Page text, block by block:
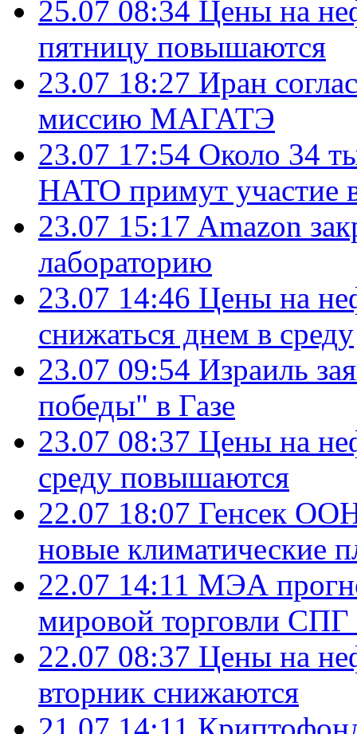
25.07 08:34 Цены на
пятницу повышаются
23.07 18:27 Иран
миссию МАГАТЭ
23.07 17:54 Около 34
НАТО примут участие
23.07 15:17 Amazon
лабораторию
23.07 14:46 Цены на
снижаться днем в среду
23.07 09:54 Израиль
победы" в Газе
23.07 08:37 Цены на
среду повышаются
22.07 18:07 Генсек ООН
новые климатические
22.07 14:11 МЭА
мировой торговли СПГ
22.07 08:37 Цены на
вторник снижаются